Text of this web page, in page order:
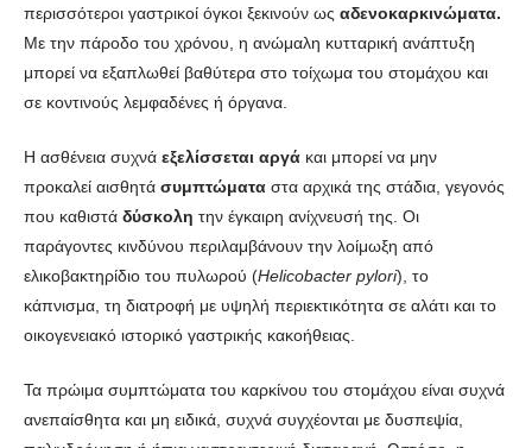
περισσότεροι γαστρικοί όγκοι ξεκινούν ως αδενοκαρκινώματα.
Με την πάροδο του χρόνου, η ανώμαλη κυτταρική ανάπτυξη
μπορεί να εξαπλωθεί βαθύτερα στο τοίχωμα του στομάχου και
σε κοντινούς λεμφαδένες ή όργανα.
Η ασθένεια συχνά εξελίσσεται αργά και μπορεί να μην
προκαλεί αισθητά συμπτώματα στα αρχικά της στάδια, γεγονός
που καθιστά δύσκολη την έγκαιρη ανίχνευσή της. Οι
παράγοντες κινδύνου περιλαμβάνουν την λοίμωξη από
ελικοβακτηρίδιο του πυλωρού (Helicobacter pylori), το
κάπνισμα, τη διατροφή με υψηλή περιεκτικότητα σε αλάτι και το
οικογενειακό ιστορικό γαστρικής κακοήθειας.
Τα πρώιμα συμπτώματα του καρκίνου του στομάχου είναι συχνά
ανεπαίσθητα και μη ειδικά, συχνά συγχέονται με δυσπεψία,